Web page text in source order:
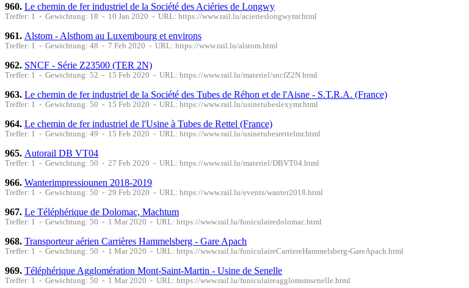
960. Le chemin de fer industriel de la Société des Aciéries de Longwy
Treffer: 1 - Gewichtung: 18 - 10 Jan 2020 - URL: https://www.rail.lu/acierieslongwymr.html
961. Alstom - Alsthom au Luxembourg et environs
Treffer: 1 - Gewichtung: 48 - 7 Feb 2020 - URL: https://www.rail.lu/alstom.html
962. SNCF - Série Z23500 (TER 2N)
Treffer: 1 - Gewichtung: 52 - 15 Feb 2020 - URL: https://www.rail.lu/materiel/sncfZ2N.html
963. Le chemin de fer industriel de la Société des Tubes de Réhon et de l'Aisne - S.T.R.A. (France)
Treffer: 1 - Gewichtung: 50 - 15 Feb 2020 - URL: https://www.rail.lu/usinetubeslexymr.html
964. Le chemin de fer industriel de l'Usine à Tubes de Rettel (France)
Treffer: 1 - Gewichtung: 49 - 15 Feb 2020 - URL: https://www.rail.lu/usinetubesrettelmr.html
965. Autorail DB VT04
Treffer: 1 - Gewichtung: 50 - 27 Feb 2020 - URL: https://www.rail.lu/materiel/DBVT04.html
966. Wanterimpressiounen 2018-2019
Treffer: 1 - Gewichtung: 50 - 29 Feb 2020 - URL: https://www.rail.lu/events/wanter2018.html
967. Le Téléphérique de Dolomac, Machtum
Treffer: 1 - Gewichtung: 50 - 1 Mar 2020 - URL: https://www.rail.lu/funiculairedolomac.html
968. Transporteur aérien Carrières Hammelsberg - Gare Apach
Treffer: 1 - Gewichtung: 50 - 1 Mar 2020 - URL: https://www.rail.lu/funiculaireCarriereHammelsberg-GareApach.html
969. Téléphérique Agglomération Mont-Saint-Martin - Usine de Senelle
Treffer: 1 - Gewichtung: 50 - 1 Mar 2020 - URL: https://www.rail.lu/funiculaireagglomsmsenelle.html